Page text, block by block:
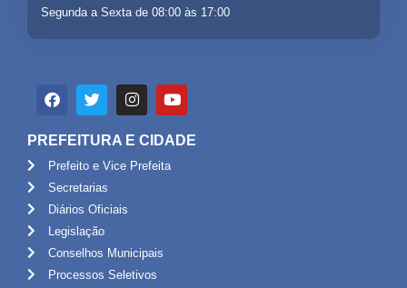
Segunda a Sexta de 08:00 às 17:00
PREFEITURA E CIDADE
Prefeito e Vice Prefeita
Secretarias
Diários Oficiais
Legislação
Conselhos Municipais
Processos Seletivos